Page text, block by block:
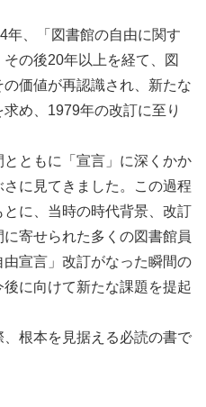
年、「図書館の自由に関す
の後20年以上を経て、図
価値が再認識され、新たな
め、1979年の改訂に至り
ともに「宣言」に深くかか
に見てきました。この過程
に、当時の時代背景、改訂
寄せられた多くの図書館員
宣言」改訂がなった瞬間の
に向けて新たな課題を提起
、根本を見据える必読の書で